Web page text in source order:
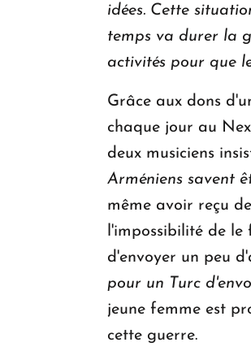
idées. Cette
temps va durer la
activités pour que
Grâce aux dons
chaque jour au
deux musiciens
Arméniens savent
même avoir reçu
l'impossibilité de
d'envoyer un peu
pour un Turc
jeune femme est
cette guerre.